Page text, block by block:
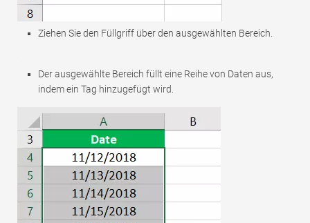
Ziehen Sie den Füllgriff über den ausgewählten Bereich.
Der ausgewählte Bereich füllt eine Reihe von Daten aus,
indem ein Tag hinzugefügt wird.